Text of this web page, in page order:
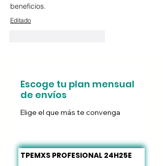
beneficios.
Editado
Escoge tu plan mensual
de envíos
Elige el que más te convenga
TPEMXS PROFESIONAL 24H25E